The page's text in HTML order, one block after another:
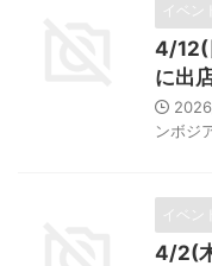
イベン
4/12(
に出
ンボジ
イベン
4/2(